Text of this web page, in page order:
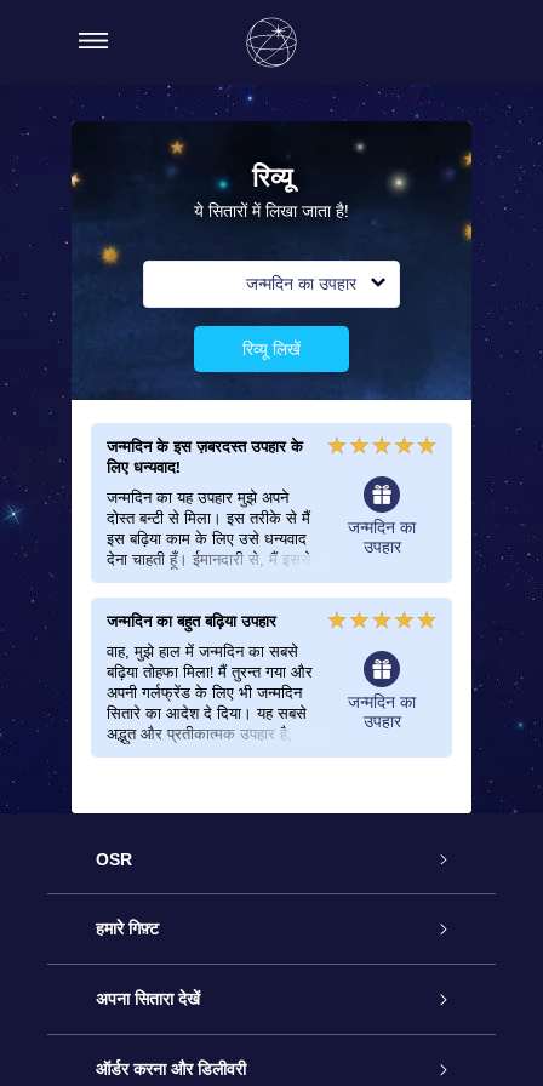
रिव्यू
ये सितारों में लिखा जाता है!
जन्मदिन का उपहार
रिव्यू लिखें
जन्मदिन के इस ज़बरदस्त उपहार के
लिए धन्यवाद!
जन्मदिन का यह उपहार मुझे अपने
दोस्त बन्टी से मिला। इस तरीके से मैं
इस बढ़िया काम के लिए उसे धन्यवाद
देना चाहती हूँ। ईमानदारी से, मैं इससे
अच्छे जन्मदिन के उपहार के बारे में
नहीं सोच सकती हूँ!
जन्मदिन का
उपहार
जन्मदिन का बहुत बढ़िया उपहार
वाह, मुझे हाल में जन्मदिन का सबसे
बढ़िया तोहफा मिला! मैं तुरन्त गया और
अपनी गर्लफ्रेंड के लिए भी जन्मदिन
सितारे का आदेश दे दिया। यह सबसे
अद्भुत और प्रतीकात्मक उपहार है,
इसलिए मैं हर किसी को इसके बारे में
जन्मदिन का
उपहार
OSR
ग्राहक सेवा
हमसे संपर्क करें
ब्लॉग
हमारे गिफ़्ट
ऑनलाइन स्टार गिफ़्ट
OSR गिफ़्ट पैक
अपना सितारा देखें
स्टार रजिस्टर
ऑर्डर करना और डिलीवरी